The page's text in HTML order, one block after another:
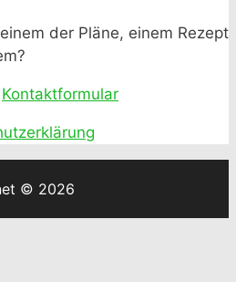
der Pläne, einem Rezept
Kontaktformular
© 2026